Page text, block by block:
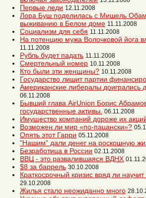
Первые леди 12.11.2008
Лора Буш поделилась с Мишель
выживанию в Белом доме 11.11.2008
Социализм для себя 11.11.2008
На потенцию мужа Волочковой йога
11.11.2008
Рубль будет падать 11.11.2008
Смертельный номер 10.11.2008
Кто были эти женщины? 10.11.2008
Государство лишит партии
Американские либералы доигрались
06.11.2008
Бывший глава AirUnion Борис
государственные активы. 06.11.2008
Имущество компаний дороже их
Возможен ли мир «по-пацански»?
Опять этот Гарри 05.11.2008
"Нашим" дали денег на роскошную
Безработица в России 02.11.2008
ВВЦ - это развалившаяся ВДНХ
$8 за баррель 30.10.2008
Краткосрочный кризис вряд ли
29.10.2008
Жилья стало неожиданно много